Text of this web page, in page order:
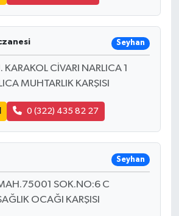
Seyhan
CİVARI NARLICA 1
MUHTARLIK KARŞISI
0 (322) 435 82 27
Seyhan
SOK.NO:6 C
OCAĞI KARŞISI